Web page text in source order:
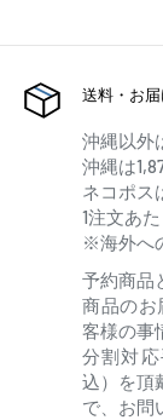
送料・お
沖縄以外
沖縄は
ネコポス
1注文あ
※海外へ
予約商品
商品のお
客様の事
分割対
込）を頂
で、お問